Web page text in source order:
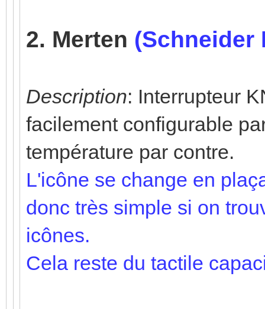
2. Merten (Schneider
Description: Interrupteur
facilement configurable
température par contre.
L'icône se change en
donc très simple si on
icônes.
Cela reste du tactile